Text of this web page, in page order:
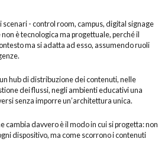
- control room, campus, digital signage
è tecnologica ma progettuale, perché il
ma si adatta ad esso, assumendo ruoli
hub di distribuzione dei contenuti, nelle
dei flussi, negli ambienti educativi una
senza imporre un’architettura unica.
cambia davvero è il modo in cui si progetta: non
dispositivo, ma come scorrono i contenuti